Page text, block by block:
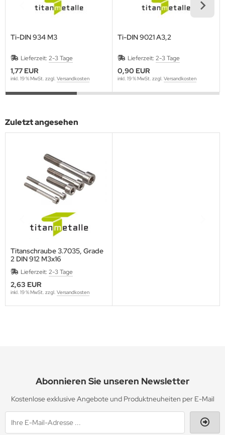
Ti-DIN 934 M3
Lieferzeit: 2-3 Tage
1,77 EUR
inkl. 19 % MwSt. zzgl. Versandkosten
Ti-DIN 9021 A3,2
Lieferzeit: 2-3 Tage
0,90 EUR
inkl. 19 % MwSt. zzgl. Versandkosten
Zuletzt angesehen
Titanschraube 3.7035, Grade
2 DIN 912 M3x16
Lieferzeit: 2-3 Tage
2,63 EUR
inkl. 19 % MwSt. zzgl. Versandkosten
Abonnieren Sie unseren Newsletter
Kostenlose exklusive Angebote und Produktneuheiten per E-Mail